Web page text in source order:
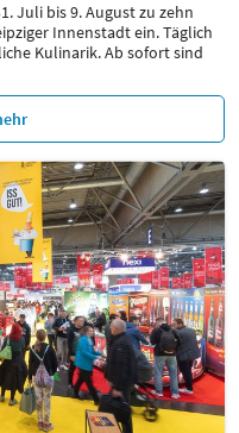
Juli bis 9. August zu zehn
Innenstadt ein. Täglich
Kulinarik. Ab sofort sind